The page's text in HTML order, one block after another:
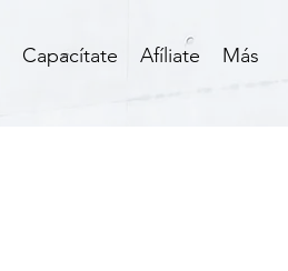
Capacítate Afíliate Más